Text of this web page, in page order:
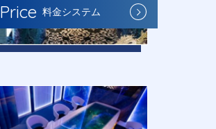
Price 料金システム